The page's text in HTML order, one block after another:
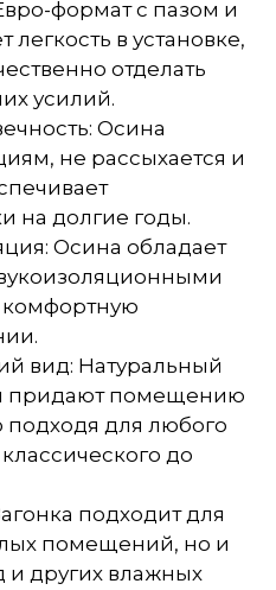
формат с пазом и
в установке,
отделать
усилий.
Осина
не рассыхается и
на долгие годы.
Осина обладает
комфортную
вид: Натуральный
придают помещению
подходя для любого
до
подходит для
помещений, но и
и других влажных